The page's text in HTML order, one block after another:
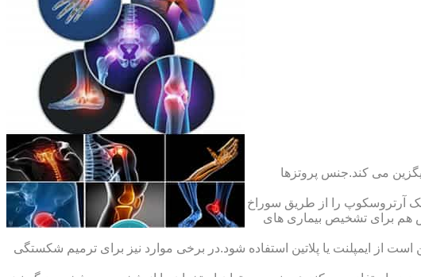
می کند.جنس پروتزها
آرتروسکوپ را از طریق سوراخ
هم برای تشخیص بیماری های
از ایمپلنت یا پلاتین استفاده شود.در برخی موارد نیز برای ترمیم شکستگی